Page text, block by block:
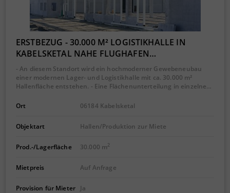
ERSTBEZUG - 30.000 M² LOGISTIKHALLE IN
KABELSKETAL NAHE FLUGHAFEN…
- An diesem Standort wird ein hochmoderner Gewebeneubau
einer modernen Lager- und Logistikhalle mit ca. 30.000 m²
Hallenfläche entstehen. - Eine Flächenunterteilung in einzelne…
Ort 06184 Kabelsketal
Objektart Hallen/Produktion zur Miete
Prod.-/Lagerfläche 30.000 m2
Mietpreis Auf Anfrage
Provision für Mieter Ja